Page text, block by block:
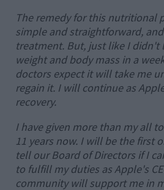
The remedy for this nutritional
simple and straightforward,
treatment. But, just like I didn't
weight and body mass in a
doctors expect it will take me
regain it. I will continue as
recovery.
I have given more than my all
11 years now. I will be the first
tell our Board of Directors if I
to fulfill my duties as Apple's
community will support me in